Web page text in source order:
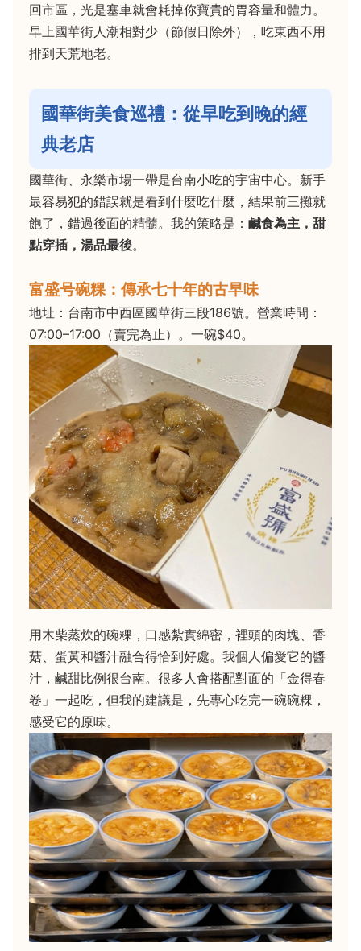
回市區，光是塞車就會耗掉你寶貴的胃容量和體力。
早上國華街人潮相對少（節假日除外），吃東西不用
排到天荒地老。
國華街美食巡禮：從早吃到晚的經
典老店
國華街、永樂市場一帶是台南小吃的宇宙中心。新手
最容易犯的錯誤就是看到什麼吃什麼，結果前三攤就
飽了，錯過後面的精髓。我的策略是： 鹹食為主，甜
點穿插，湯品最後。
富盛号碗粿：傳承七十年的古早味
地址：台南市中西區國華街三段186號。營業時間：
07:00–17:00（賣完為止）。一碗$40。
用木柴蒸炊的碗粿，口感紮實綿密，裡頭的肉塊、香
菇、蛋黃和醬汁融合得恰到好處。我個人偏愛它的醬
汁，鹹甜比例很台南。很多人會搭配對面的「金得春
卷」一起吃，但我的建議是，先專心吃完一碗碗粿，
感受它的原味。